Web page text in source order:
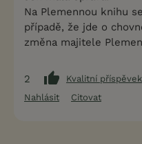
Na Plemennou knihu
případě, že jde o
změna majitele
2
Kvalitní příspěvek
Nahlásit
Citovat